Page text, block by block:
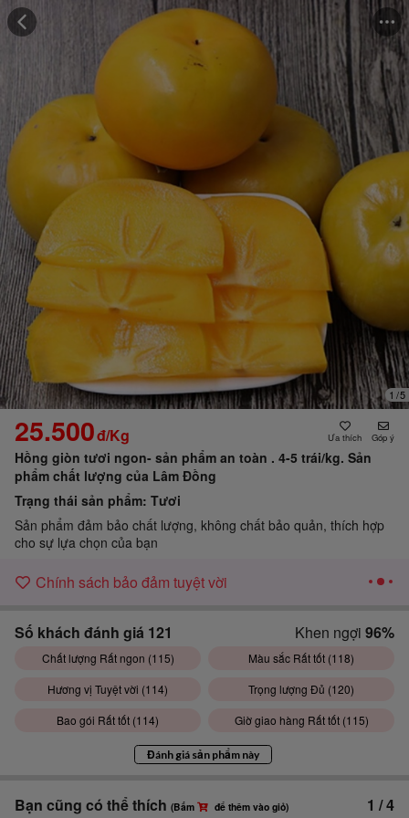
1 /5
Những người đã mua cảm thấy"Hương vị tuyệt vời"
Những người đã mua đánh giá
"Trọng lượng đủ"
25.500đ/Kg Góp ý
Hồng giòn tươi ngon- sản phẩm an toàn . 4-5 trái/kg. Sản
phẩm chất lượng của Lâm Đồng
Trạng thái sản phẩm: Tươi
Sản phẩm đảm bảo chất lượng, không chất bảo quản, thích hợp
cho sự lựa chọn của bạn
Chính sách bảo đảm tuyệt vời
Số khách đánh giá 121 Khen ngợi 96%
Chất lượng Rất ngon (115) Màu sắc Rất tốt (118)
Hương vị Tuyệt vời (114) Trọng lượng Đủ (120)
Bao gói Rất tốt (114) Giờ giao hàng Rất tốt (115)
Đánh giá sản phẩm này
Bạn cũng có thể thích (Bấm để thêm vào giỏ) 1 /4